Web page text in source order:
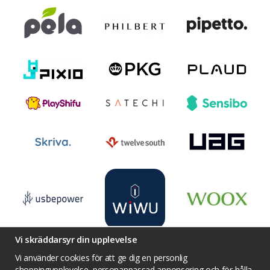
Vi skräddarsyr din upplevelse
Vi använder cookies för att ge dig en personlig